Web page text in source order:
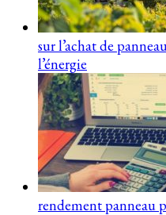
sur l’achat de
l’énergie
rendement panneau